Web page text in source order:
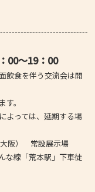
00～19：00
を伴う交流会は開
。
ては、延期する場
大阪） 常設展示場
「荒本駅」下車徒